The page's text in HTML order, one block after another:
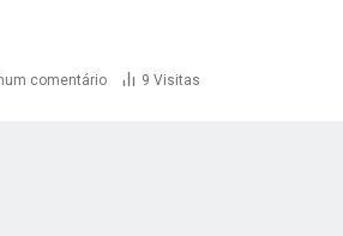
comentário 9 Visitas